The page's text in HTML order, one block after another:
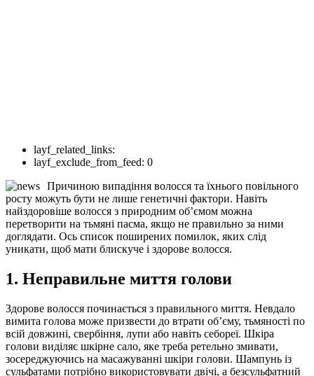
layf_related_links:
layf_exclude_from_feed: 0
Причиною випадіння волосся та їхнього повільного
росту можуть бути не лише генетичні фактори. Навіть
найздоровіше волосся з природним об’ємом можна
перетворити на тьмяні пасма, якщо не правильно за ними
доглядати. Ось список поширених помилок, яких слід
уникати, щоб мати блискуче і здорове волосся.
1. Неправильне миття голови
Здорове волосся починається з правильного миття. Невдало
вимита голова може призвести до втрати об’єму, тьмяності по
всій довжині, свербіння, лупи або навіть себореї. Шкіра
голови виділяє шкірне сало, яке треба ретельно змивати,
зосереджуючись на масажуванні шкіри голови. Шампунь із
сульфатами потрібно використовувати двічі, а безсульфатний